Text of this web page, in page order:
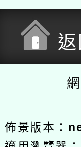
佈景版本：